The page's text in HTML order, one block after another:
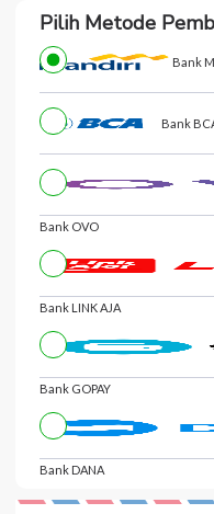
Pilih Metode
Bank
Bank
Bank OVO
Bank LINK AJA
Bank GOPAY
Bank DANA